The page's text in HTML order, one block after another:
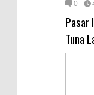
0
Pasar
Tuna